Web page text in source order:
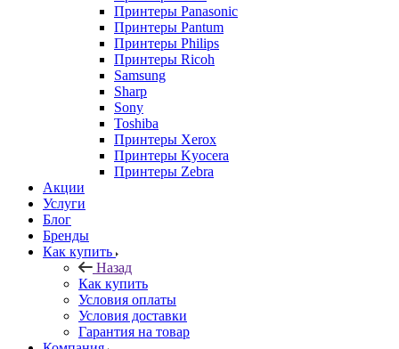
Принтеры Panasonic
Принтеры Pantum
Принтеры Philips
Принтеры Ricoh
Samsung
Sharp
Sony
Toshiba
Принтеры Xerox
Принтеры Kyocera
Принтеры Zebra
Акции
Услуги
Блог
Бренды
Как купить
Назад
Как купить
Условия оплаты
Условия доставки
Гарантия на товар